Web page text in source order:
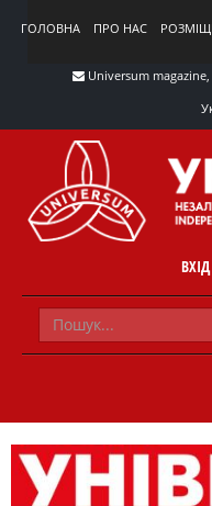
ГОЛОВНА ПРО НАС
Universum magazine,
ВХІД